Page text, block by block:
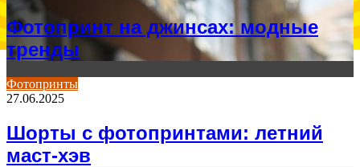
Фотопринт на джинсах: модные
тренды
Фотопринты
27.06.2025
Шорты с фотопринтами: летний
маст-хэв